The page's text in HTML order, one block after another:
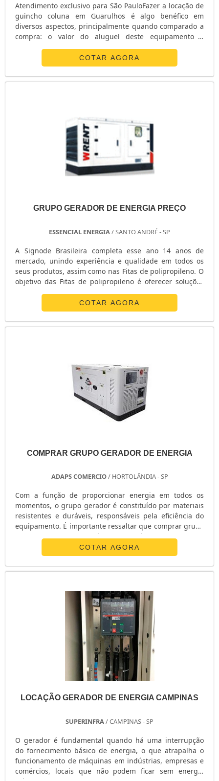
Atendimento exclusivo para São PauloFazer a locação de
guincho coluna em Guarulhos é algo benéfico em
diversos aspectos, principalmente quando comparado a
compra: o valor do aluguel deste equipamento é
aproximadamente 3% do valor de um investimento fixo.
Com o aluguel de guincho coluna os clientes terão um
equipamento capaz de realizar manobras de até 180°,
contando com um freio automático e capacidade de até
COTAR AGORA
GRUPO GERADOR DE ENERGIA PREÇO
ESSENCIAL ENERGIA/ SANTO ANDRÉ - SP
A Signode Brasileira completa esse ano 14 anos de
mercado, unindo experiência e qualidade em todos os
seus produtos, assim como nas Fitas de polipropileno. O
objetivo das Fitas de polipropileno é oferecer soluções
embalado até seu destino final. Confira a qualidade
Signode e faça um orçamento das Fitas de polipropileno.
....
COTAR AGORA
COMPRAR GRUPO GERADOR DE ENERGIA
ADAPS COMERCIO/ HORTOLÂNDIA - SP
Com a função de proporcionar energia em todos os
momentos, o grupo gerador é constituído por materiais
resistentes e duráveis, responsáveis pela eficiência do
equipamento. É importante ressaltar que comprar grupo
gerador de energia é indispensável em diversos
segmentos, além de poder ser aplicado em ambientes
residenciais.MAIS SOBRE OS COMPONENTES DO
EQUIPAMENTOAlém do mais, trata-se de um item
COTAR AGORA
LOCAÇÃO GERADOR DE ENERGIA CAMPINAS
SUPERINFRA/ CAMPINAS - SP
O gerador é fundamental quando há uma interrupção
do fornecimento básico de energia, o que atrapalha o
funcionamento de máquinas em indústrias, empresas e
comércios, locais que não podem ficar sem energia